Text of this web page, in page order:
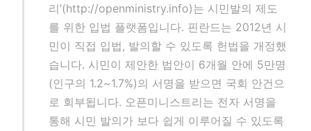
리’(http://openministry.info)는 시민발의 제도
를 위한 입법 플랫폼입니다. 핀란드는 2012년 시
민이 직접 입법, 발의할 수 있도록 헌법을 개정했
습니다. 시민이 제안한 법안이 6개월 안에 5만명
(인구의 1.2~1.7%)의 서명을 받으면 국회 안건으
로 회부됩니다. 오픈미니스트리는 전자 서명을
통해 시민 발의가 보다 쉽게 이루어질 수 있도록